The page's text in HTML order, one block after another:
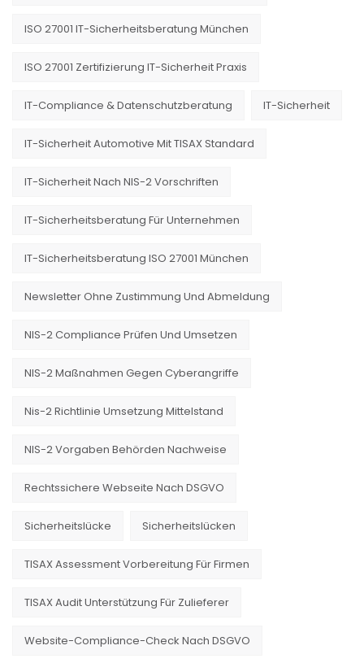
ISO 27001 IT-Sicherheitsberatung München
ISO 27001 Zertifizierung IT-Sicherheit Praxis
IT-Compliance & Datenschutzberatung IT-Sicherheit
IT-Sicherheit Automotive Mit TISAX Standard
IT-Sicherheit Nach NIS-2 Vorschriften
IT-Sicherheitsberatung Für Unternehmen
IT-Sicherheitsberatung ISO 27001 München
Newsletter Ohne Zustimmung Und Abmeldung
NIS-2 Compliance Prüfen Und Umsetzen
NIS-2 Maßnahmen Gegen Cyberangriffe
Nis-2 Richtlinie Umsetzung Mittelstand
NIS-2 Vorgaben Behörden Nachweise
Rechtssichere Webseite Nach DSGVO
Sicherheitslücke Sicherheitslücken
TISAX Assessment Vorbereitung Für Firmen
TISAX Audit Unterstützung Für Zulieferer
Website-Compliance-Check Nach DSGVO